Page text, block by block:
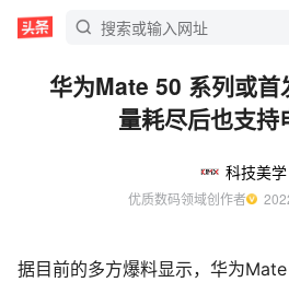
华为Mate 50 系列或首
量耗尽后也支持
科技美学
优质数码领域创作者
据目前的多方爆料显示，华为